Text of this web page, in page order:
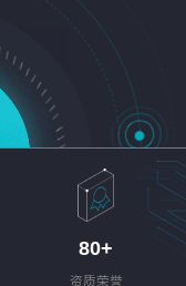
80+
资质荣誉